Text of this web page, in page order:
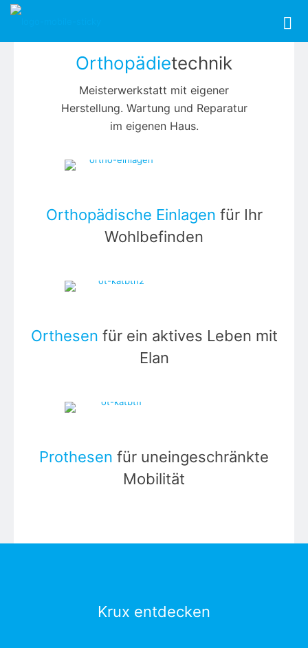
Orthopädietechnik
Meisterwerkstatt mit eigener
Herstellung. Wartung und Reparatur
im eigenen Haus.
Orthopädische Einlagen für Ihr
Wohlbefinden
Orthesen für ein aktives Leben mit
Elan
Prothesen für uneingeschränkte
Mobilität
Krux entdecken